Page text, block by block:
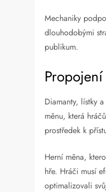
Mechaniky
dlouhodobými
publikum.
Diamanty, lístky
měnu, která
prostředek k
Herní měna,
hře. Hráči musí
optimalizovali